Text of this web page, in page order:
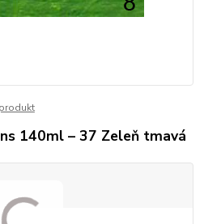
140ml – 37 Zeleň tmavá